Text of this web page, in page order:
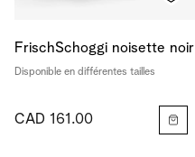
FrischSchoggi noisette noir
Disponible en différentes tailles
CAD 161.00